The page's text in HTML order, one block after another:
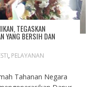
TEGASKAN
YANG BERSIH DAN
, PELAYANAN
Tahanan Negara